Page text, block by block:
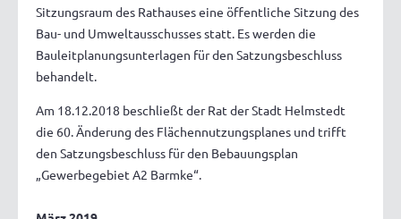
Sitzungsraum des Rathauses eine öffentliche Sitzung des
Bau- und Umweltausschusses statt. Es werden die
Bauleitplanungsunterlagen für den Satzungsbeschluss
behandelt.
Am 18.12.2018 beschließt der Rat der Stadt Helmstedt
die 60. Änderung des Flächennutzungsplanes und trifft
den Satzungsbeschluss für den Bebauungsplan
„Gewerbegebiet A2 Barmke“.